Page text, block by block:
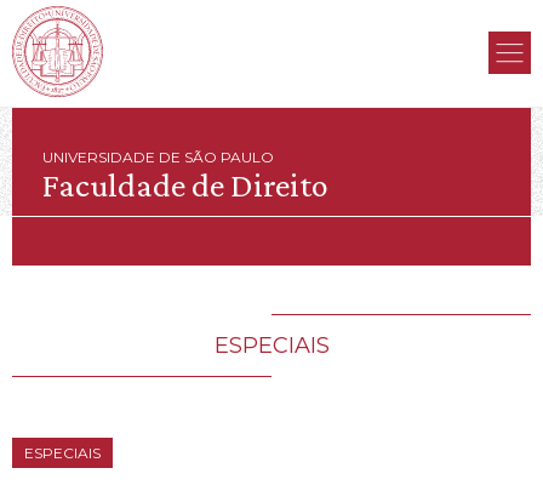
UNIVERSIDADE DE SÃO PAULO
Faculdade de Direito
ESPECIAIS
ESPECIAIS